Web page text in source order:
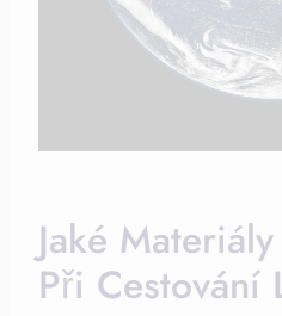
Jaké
Při Cestování